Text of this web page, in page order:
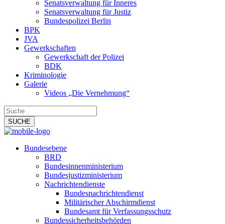
Senatsverwaltung für Inneres
Senatsverwaltung für Justiz
Bundespolizei Berlin
BPK
JVA
Gewerkschaften
Gewerkschaft der Polizei
BDK
Kriminologie
Galerie
Videos „Die Vernehmung“
Bundesebene
BRD
Bundesinnenministerium
Bundesjustizministerium
Nachrichtendienste
Bundesnachrichtendienst
Militärischer Abschirmdienst
Bundesamt für Verfassungsschutz
Bundessicherheitsbehörden